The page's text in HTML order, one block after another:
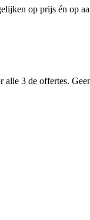
op prijs én op
3 de offertes.